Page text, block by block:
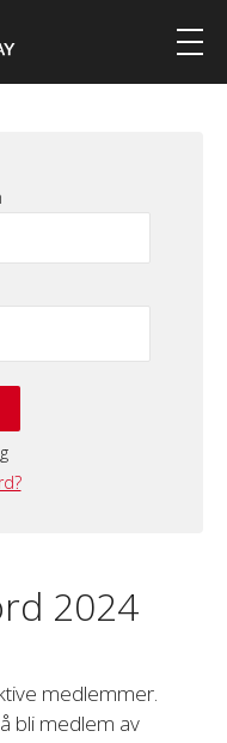
2024
medlemmer.
bli medlem av